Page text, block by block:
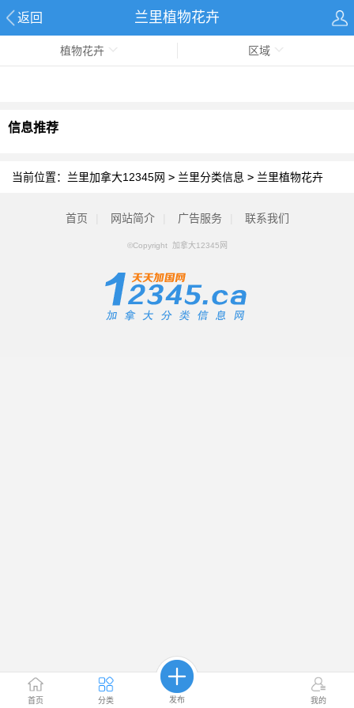
返回 兰里植物花卉
首页 分类 发布 我的
植物花卉 区域
信息推荐
当前位置： 兰里加拿大12345网 > 兰里分类信息 > 兰里植物花卉
首页 网站简介 广告服务 联系我们
©Copyright 加拿大12345网